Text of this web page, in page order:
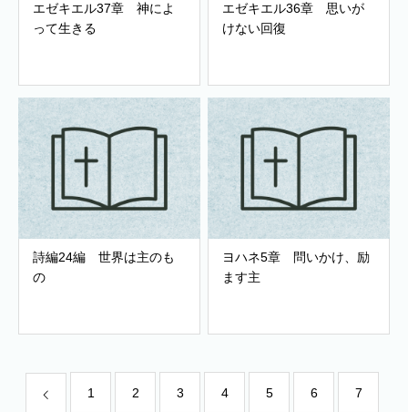
エゼキエル37章 神によ
って生きる
エゼキエル36章 思いが
けない回復
詩編24編 世界は主のも
の
ヨハネ5章 問いかけ、励
ます主
1 2 3 4 5 6 7